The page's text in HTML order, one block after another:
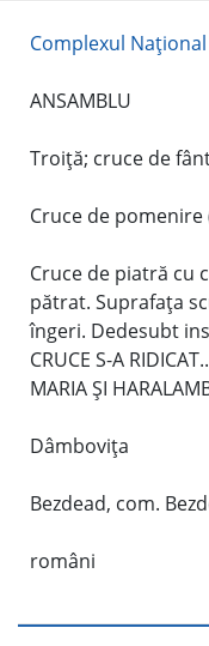
Complexul Naţional
ANSAMBLU
Troiţă; cruce de
Cruce de pomenire
Cruce de piatră cu
pătrat. Suprafaţa
îngeri. Dedesubt
CRUCE S-A
MARIA ŞI
Dâmboviţa
Bezdead, com.
români